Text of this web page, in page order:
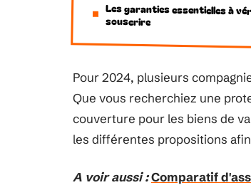
Les garanties essentielles à
souscrire
Pour 2024, plusieurs
Que vous recherchiez une
couverture pour les biens de
les différentes propositions
A voir aussi :Comparatif